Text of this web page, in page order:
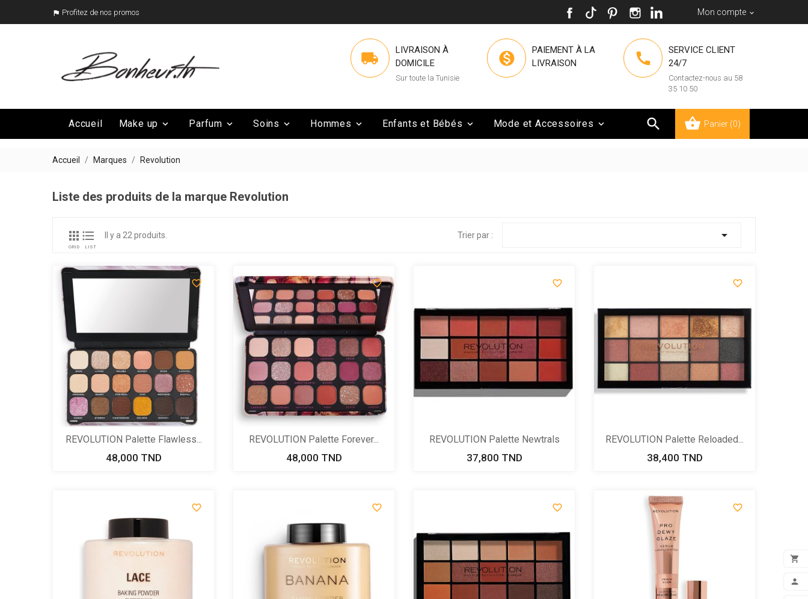


 Profitez de nos promos Mon compte 

LIVRAISON À
DOMICILE
Sur toute la Tunisie

PAIEMENT À LA
LIVRAISON

SERVICE CLIENT
24/7
Contactez-nous au 58
35 10 50
Accueil 
Make up 
Parfum 
Soins 
Hommes 
Enfants et Bébés 
Mode et Accessoires
Mega Promo Nos marques
 Panier (0)
Accueil Marques Revolution
Liste des produits de la marque Revolution

GRID

LIST
Il y a 22 produits. Trier par : 

REVOLUTION Palette Flawless...
Prix
48,000 TND

REVOLUTION Palette Forever...
Prix
48,000 TND

REVOLUTION Palette Newtrals
Prix
37,800 TND

REVOLUTION Palette Reloaded...
Prix
38,400 TND
   